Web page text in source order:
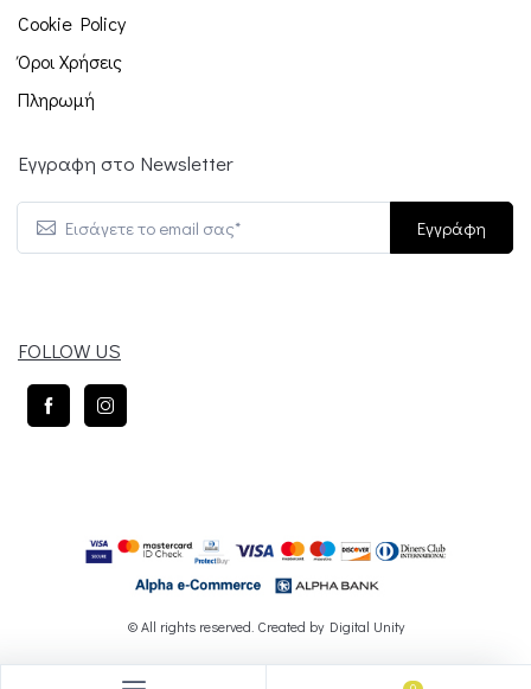
Cookie Policy
Όροι Χρήσεις
Πληρωμή
Εγγραφη στο Newsletter
Εγγράφη
FOLLOW US
© All rights reserved. Created by Digital Unity